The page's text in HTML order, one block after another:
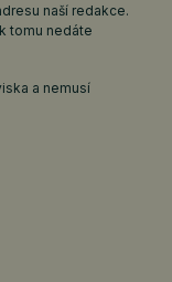
naší redakce.
tomu nedáte
a nemusí